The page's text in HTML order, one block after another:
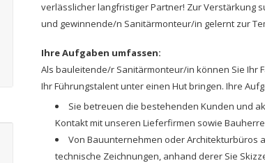
verlässlicher langfristiger Partner! Zur Verstärkung
und gewinnende/n Sanitärmonteur/in gelernt zur
Ihre Aufgaben umfassen:
Als bauleitende/r Sanitärmonteur/in können Sie Ihr
Ihr Führungstalent unter einen Hut bringen. Ihre
Sie betreuen die bestehenden Kunden und
Kontakt mit unseren Lieferfirmen sowie
Von Bauunternehmen oder Architekturbüros
technische Zeichnungen, anhand derer Sie